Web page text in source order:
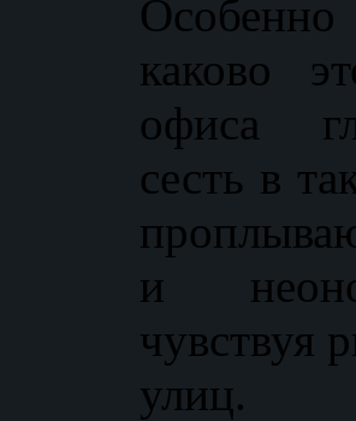
каково
офиса
сесть в
и
чувствуя
улиц.